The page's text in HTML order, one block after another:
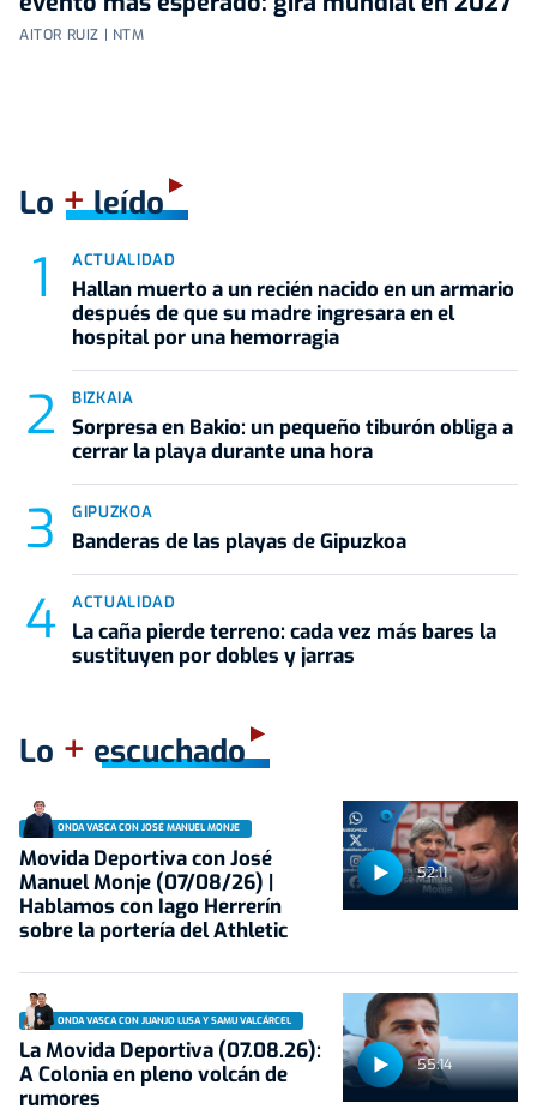
AITOR RUIZ | NTM
Lo +leído
ACTUALIDAD
Hallan muerto a un recién nacido en un armario
después de que su madre ingresara en el
hospital por una hemorragia
BIZKAIA
Sorpresa en Bakio: un pequeño tiburón obliga a
cerrar la playa durante una hora
GIPUZKOA
Banderas de las playas de Gipuzkoa
ACTUALIDAD
La caña pierde terreno: cada vez más bares la
sustituyen por dobles y jarras
Lo + escuchado
52:11
ONDA VASCA CON JOSÉ MANUEL MONJE
Movida Deportiva con José
Manuel Monje (07/08/26) |
Hablamos con Iago Herrerín
sobre la portería del Athletic
55:14
ONDA VASCA CON JUANJO LUSA Y SAMU VALCÁRCEL
La Movida Deportiva (07.08.26):
A Colonia en pleno volcán de
rumores